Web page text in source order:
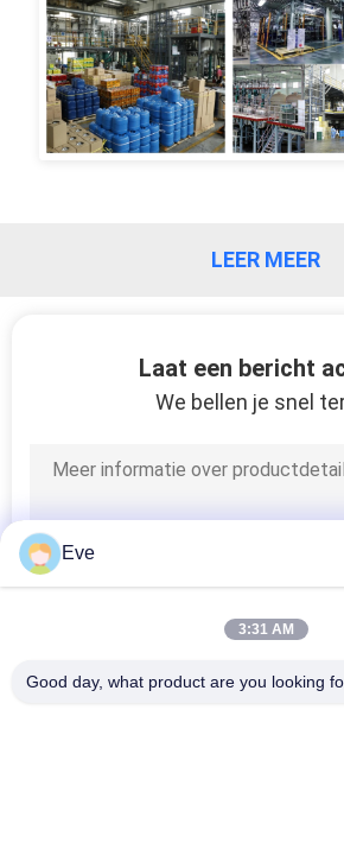
LEER MEER
Laat een bericht
We bellen je snel
Eve
3:31 AM
Good day, what product are you looking